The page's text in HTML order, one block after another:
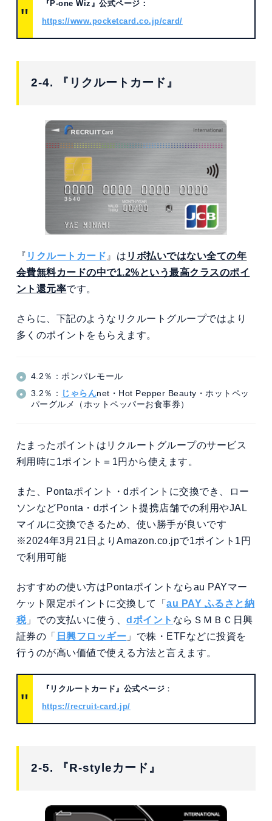
『P-one Wiz』公式ページ：
https://www.pocketcard.co.jp/card/
2-4. 『リクルートカード』
『 リクルートカード』は リボ払いではない全ての年
会費無料カードの中で1.2%という最高クラスのポイ
ント還元率です。
さらに、下記のようなリクルートグループではより
多くのポイントをもらえます。
4.2％：ポンパレモール
3.2％： じゃらんnet・Hot Pepper Beauty・ホットペッ
パーグルメ（ホットペッパーお食事券）
たまったポイントはリクルートグループのサービス
利用時に1ポイント＝1円から使えます。
また、Pontaポイント・dポイントに交換でき、ロー
ソンなどPonta・dポイント提携店舗での利用やJAL
マイルに交換できるため、使い勝手が良いです
※2024年3月21日よりAmazon.co.jpで1ポイント1円
で利用可能
おすすめの使い方はPontaポイントならau PAYマー
ケット限定ポイントに交換して「au PAY ふるさと納
税」での支払いに使う、dポイント ならＳＭＢＣ日興
証券の「
日興フロッギー 」で株・ETFなどに投資を
行うのが高い価値で使える方法と言えます。
『リクルートカード』公式ページ ：
https://recruit-card.jp/
2-5. 『R-styleカード』